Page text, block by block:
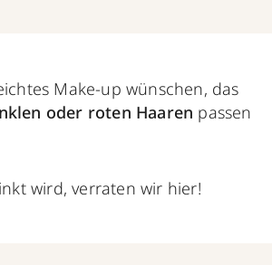
Make-up wünschen, das
oder roten Haaren passen
wird, verraten wir hier!